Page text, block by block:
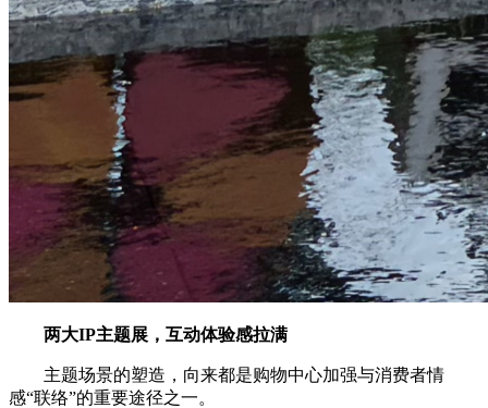
两大IP主题展，互动体验感拉满
主题场景的塑造，向来都是购物中心加强与消费者情
感“联络”的重要途径之一。